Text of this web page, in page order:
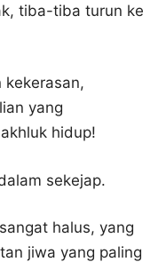
tiba-tiba turun ke
kekerasan,
yang
hidup!
sekejap.
halus, yang
jiwa yang paling